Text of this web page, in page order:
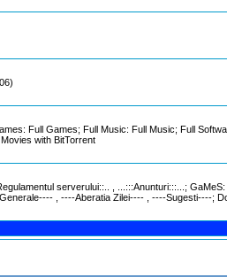
Full Games; Full Music: Full Music; Full
with BitTorrent
serverului::.. , ...:::Anunturi:::...;
, ----Aberatia Zilei---- , ----Sugesti----;